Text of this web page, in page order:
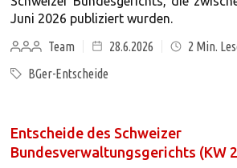
Juni 2026 publiziert wurden.
Team
28.6.2026 2 Min.
BGer-Entscheide
Entscheide des Schweizer
Bundesverwaltungsgerichts (KW